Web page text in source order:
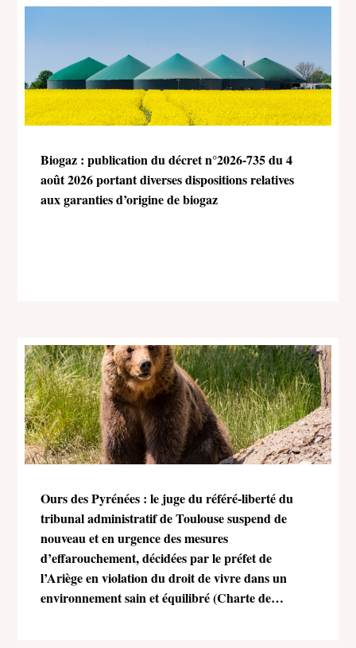
Biogaz : publication du décret n°2026-735 du 4
août 2026 portant diverses dispositions relatives
aux garanties d’origine de biogaz
Ours des Pyrénées : le juge du référé-liberté du
tribunal administratif de Toulouse suspend de
nouveau et en urgence des mesures
d’effarouchement, décidées par le préfet de
l’Ariège en violation du droit de vivre dans un
environnement sain et équilibré (Charte de